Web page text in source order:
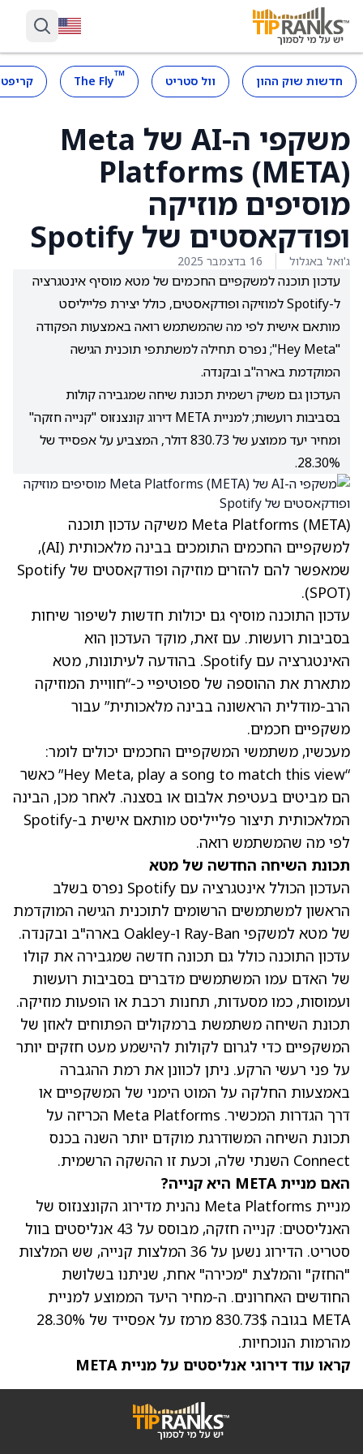
חדשות שוק ההון וול סטריט ™
The Fly
משקפי ה-AI של Meta
Platforms (META)
מוסיפים מוזיקה
ופודקאסטים של Spotify
ג'ואל באגלול 16 בדצמבר 2025
עדכון תוכנה למשקפיים החכמים של מטא מוסיף אינטגרציה
ל-Spotify למוזיקה ופודקאסטים, כולל יצירת פלייליסט
מותאם אישית לפי מה שהמשתמש רואה באמצעות הפקודה
"Hey Meta"; נפרס תחילה למשתתפי תוכנית הגישה
המוקדמת בארה"ב ובקנדה.
העדכון גם משיק רשמית תכונת שיחה שמגבירה קולות
בסביבות רועשות; למניית META דירוג קונצנזוס "קנייה חזקה"
ומחיר יעד ממוצע של 830.73 דולר, המצביע על אפסייד של
28.30%.
Meta Platforms (META)
משיקה עדכון תוכנה
למשקפיים החכמים התומכים בבינה מלאכותית (AI),
שמאפשר להם להזרים מוזיקה ופודקאסטים של Spotify
(SPOT)
.
עדכון התוכנה מוסיף גם יכולות חדשות לשיפור שיחות
בסביבות רועשות. עם זאת, מוקד העדכון הוא
האינטגרציה עם Spotify. בהודעה לעיתונות, מטא
מתארת את ההוספה של ספוטיפיי כ-“חוויית המוזיקה
הרב-מודלית הראשונה בבינה מלאכותית” עבור
משקפיים חכמים.
מעכשיו, משתמשי המשקפיים החכמים יכולים לומר:
“Hey Meta, play a song to match this view” כאשר
הם מביטים בעטיפת אלבום או בסצנה. לאחר מכן, הבינה
המלאכותית תיצור פלייליסט מותאם אישית ב-Spotify
לפי מה שהמשתמש רואה.
תכונת השיחה החדשה של מטא
העדכון הכולל אינטגרציה עם Spotify נפרס בשלב
הראשון למשתמשים הרשומים לתוכנית הגישה המוקדמת
של מטא למשקפי Ray-Ban ו-Oakley בארה"ב ובקנדה.
עדכון התוכנה כולל גם תכונה חדשה שמגבירה את קולו
של האדם עמו המשתמשים מדברים בסביבות רועשות
ועמוסות, כמו מסעדות, תחנות רכבת או הופעות מוזיקה.
תכונת השיחה משתמשת ברמקולים הפתוחים לאוזן של
המשקפיים כדי לגרום לקולות להישמע מעט חזקים יותר
על פני רעשי הרקע. ניתן לכוונן את רמת ההגברה
באמצעות החלקה על המוט הימני של המשקפיים או
דרך הגדרות המכשיר. Meta Platforms הכריזה על
תכונת השיחה המשודרגת מוקדם יותר השנה בכנס
Connect השנתי שלה, וכעת זו ההשקה הרשמית.
האם מניית META היא קנייה?
מניית Meta Platforms נהנית מדירוג הקונצנזוס של
האנליסטים: קנייה חזקה, מבוסס על 43 אנליסטים בוול
סטריט. הדירוג נשען על 36 המלצות קנייה, שש המלצות
"החזק" והמלצת "מכירה" אחת, שניתנו בשלושת
החודשים האחרונים. ה-מחיר היעד הממוצע למניית
META
בגובה 830.73$ מרמז על אפסייד של 28.30%
מהרמות הנוכחיות.
קראו עוד דירוגי אנליסטים על מניית META